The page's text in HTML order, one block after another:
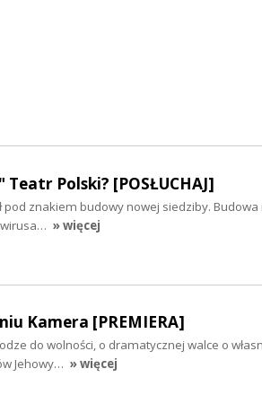
Polski? [POSŁUCHAJ]
pod znakiem budowy nowej siedziby. Budowa
» więcej
Kamera [PREMIERA]
do wolności, o dramatycznej walce o
Jehowy… » więcej